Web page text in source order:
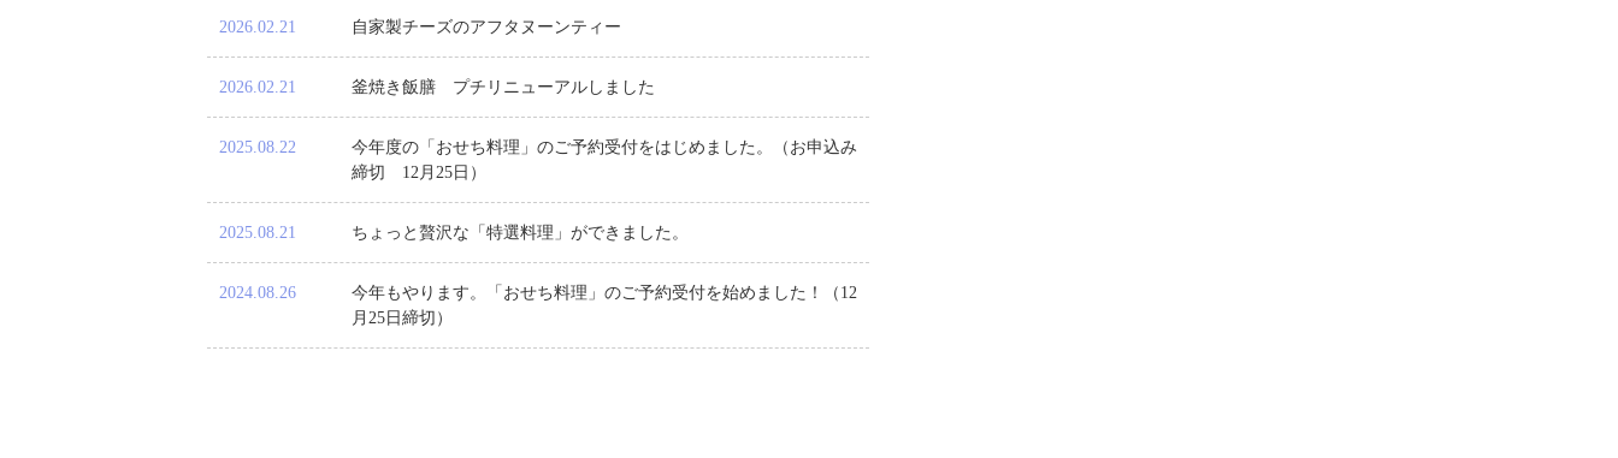
2026.02.21 自家製チーズのアフタヌーンティー
2026.02.21 釜焼き飯膳 プチリニューアルしました
2025.08.22
今年度の「おせち料理」のご予約受付をはじめました。（お申込み
締切 12月25日）
2025.08.21 ちょっと贅沢な「特選料理」ができました。
2024.08.26
今年もやります。「おせち料理」のご予約受付を始めました！（12
月25日締切）